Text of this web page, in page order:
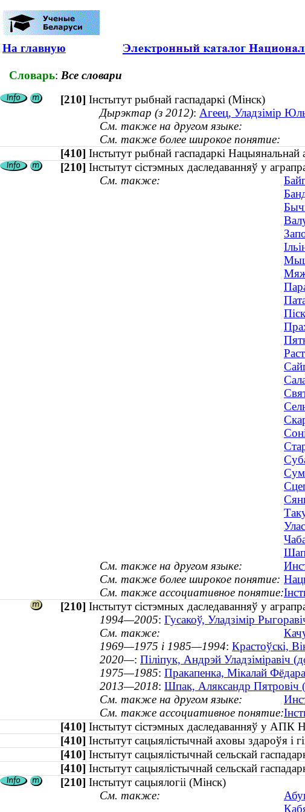
На главную
Словарь: Все словари
[210] Інстытут рыбнай гаспадаркі (Мінск)
Дырэктар (з 2012): Агеец, Уладзімір
См. также на другом языке:
См. также более широкое понятие:
[410] Інстытут рыбнай гаспадаркі Нацыянальнай
[210] Інстытут сістэмных даследаванняў у
См. также:
См. также на другом языке:
См. также более широкое понятие:
См. также ассоциативное понятие:
[210] Інстытут сістэмных даследаванняў у
1994—2005: Гусакоў, Уладзімір
См. также:
1969—1975 і 1985—1994: Крастоўскі,
2020—: Піліпук, Андрэй Уладзіміравіч
1975—1985: Пракапенка, Мікалай
2013—2018: Шпак, Аляксандр Пятровіч
См. также на другом языке:
См. также ассоциативное понятие:
[410] Інстытут сістэмных даследаванняў у
[410] Інстытут сацыялістычнай аховы здароўя і
[410] Інстытут сацыялістычнай сельскай
[410] Інстытут сацыялістычнай сельскай
[210] Інстытут сацыялогіі (Мінск)
См. также: